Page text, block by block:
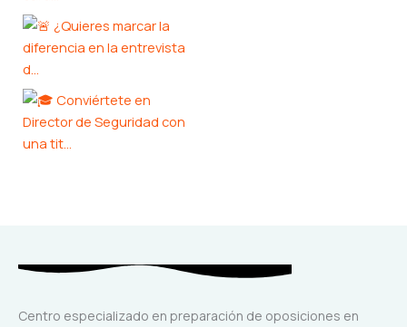
Centro especializado en preparación de oposiciones en